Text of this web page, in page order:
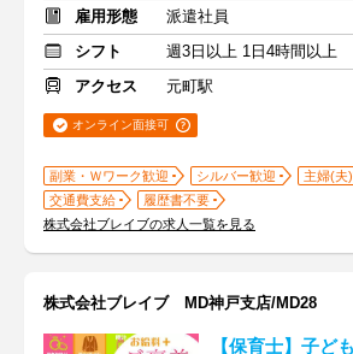
雇用形態
派遣社員
シフト
週3日以上 1日4時間以上
アクセス
元町駅
オンライン面接可
副業・Ｗワーク歓迎 シルバー歓迎
主婦(夫
交通費支給
履歴書不要
株式会社ブレイブの求人一覧を見る
株式会社ブレイブ MD神戸支店/MD28
【保育士】子ど